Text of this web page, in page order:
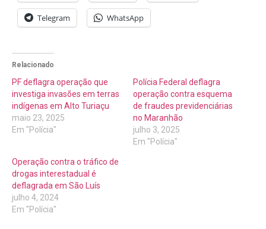
Telegram WhatsApp
Relacionado
PF deflagra operação que
investiga invasões em terras
indígenas em Alto Turiaçu
maio 23, 2025
Em "Polícia"
Polícia Federal deflagra
operação contra esquema
de fraudes previdenciárias
no Maranhão
julho 3, 2025
Em "Polícia"
Operação contra o tráfico de
drogas interestadual é
deflagrada em São Luís
julho 4, 2024
Em "Polícia"